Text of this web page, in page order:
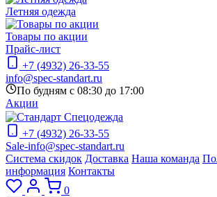
Летняя одежда
Товары по акции
Прайс-лист
+7 (4932) 26-33-55
info@spec-standart.ru
По будням с 08:30 до 17:00
Акции
+7 (4932) 26-33-55
Sale-info@spec-standart.ru
Система скидок Доставка Наша команда
информация Контакты
0